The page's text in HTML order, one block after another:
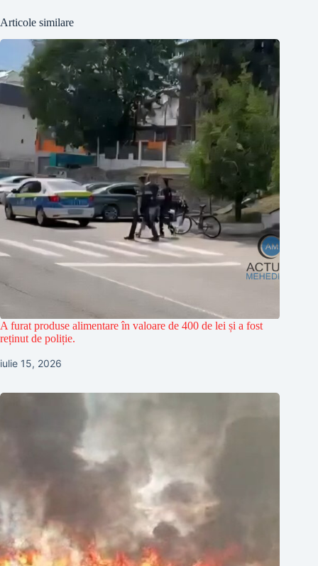
Articole similare
A furat produse alimentare în valoare de 400 de lei și a fost
reținut de poliție.
iulie 15, 2026